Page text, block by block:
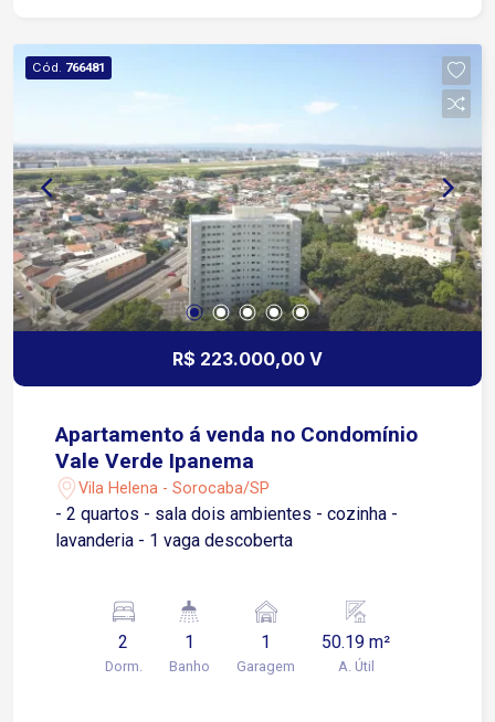
Cód. 766481
R$ 223.000,00 V
Apartamento á venda no Condomínio
Vale Verde Ipanema
Vila Helena - Sorocaba/SP
- 2 quartos - sala dois ambientes - cozinha -
lavanderia - 1 vaga descoberta
2
Dorm.
1
Banho
1
Garagem
50.19 m²
A. Útil